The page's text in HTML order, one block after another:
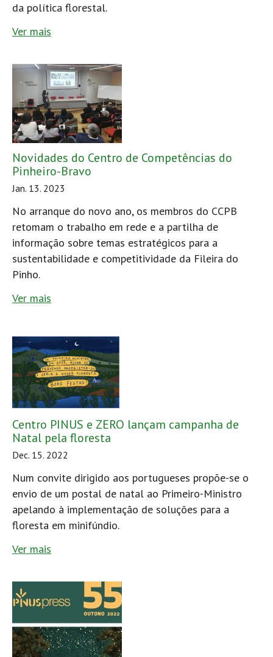
da política florestal.
Ver mais
Novidades do Centro de Competências do
Pinheiro-Bravo
Jan. 13. 2023
No arranque do novo ano, os membros do CCPB
retomam o trabalho em rede e a partilha de
informação sobre temas estratégicos para a
sustentabilidade e competitividade da Fileira do
Pinho.
Ver mais
Centro PINUS e ZERO lançam campanha de
Natal pela floresta
Dec. 15. 2022
Num convite dirigido aos portugueses propõe-se o
envio de um postal de natal ao Primeiro-Ministro
apelando à implementação de soluções para a
floresta em minifúndio.
Ver mais